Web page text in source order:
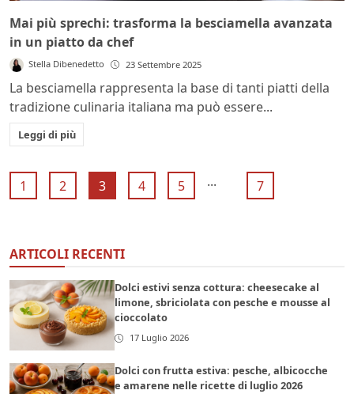
Mai più sprechi: trasforma la besciamella avanzata
in un piatto da chef
Stella Dibenedetto 23 Settembre 2025
La besciamella rappresenta la base di tanti piatti della
tradizione culinaria italiana ma può essere...
Leggi di più
1 2 3 4 5 ... 7
ARTICOLI RECENTI
Dolci estivi senza cottura: cheesecake al
limone, sbriciolata con pesche e mousse al
cioccolato
17 Luglio 2026
Dolci con frutta estiva: pesche, albicocche
e amarene nelle ricette di luglio 2026